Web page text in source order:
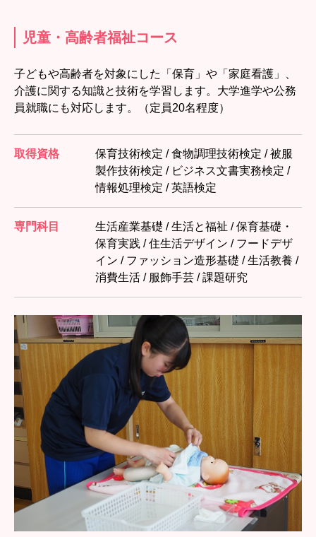
児童・高齢者福祉コース
子どもや高齢者を対象にした「保育」や「家庭看護」、
介護に関する知識と技術を学習します。大学進学や公務
員就職にも対応します。（定員20名程度）
取得資格
保育技術検定 / 食物調理技術検定 / 被服
製作技術検定 / ビジネス文書実務検定 /
情報処理検定 / 英語検定
専門科目
生活産業基礎 / 生活と福祉 / 保育基礎・
保育実践 / 住生活デザイン / フードデザ
イン / ファッション造形基礎 / 生活教養 /
消費生活 / 服飾手芸 / 課題研究